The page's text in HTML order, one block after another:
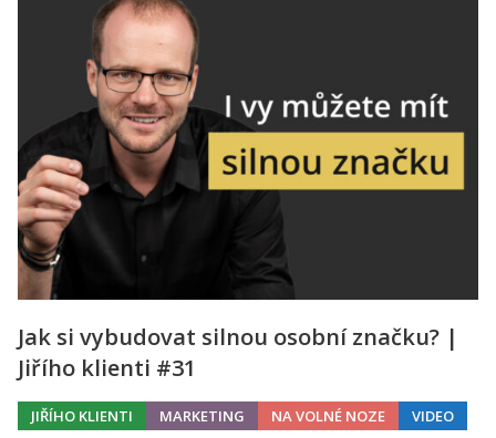
Jak si vybudovat silnou osobní značku? |
Jiřího klienti #31
JIŘÍHO KLIENTI MARKETING NA VOLNÉ NOZE VIDEO